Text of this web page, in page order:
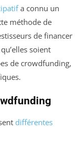
a connu un
méthode de
de financer
soient
de crowdfunding,
différentes